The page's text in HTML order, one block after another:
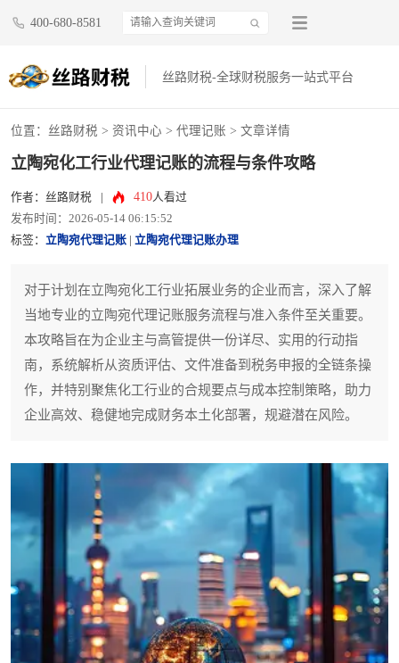
400-680-8581
丝路财税-全球财税服务一站式平台
位置： 丝路财税 > 资讯中心 > 代理记账 > 文章详情
立陶宛化工行业代理记账的流程与条件攻略
作者：丝路财税 410人看过
发布时间：2026-05-14 06:15:52
标签： 立陶宛代理记账 立陶宛代理记账办理
对于计划在立陶宛化工行业拓展业务的企业而言，深入了解
当地专业的立陶宛代理记账服务流程与准入条件至关重要。
本攻略旨在为企业主与高管提供一份详尽、实用的行动指
南，系统解析从资质评估、文件准备到税务申报的全链条操
作，并特别聚焦化工行业的合规要点与成本控制策略，助力
企业高效、稳健地完成财务本土化部署，规避潜在风险。